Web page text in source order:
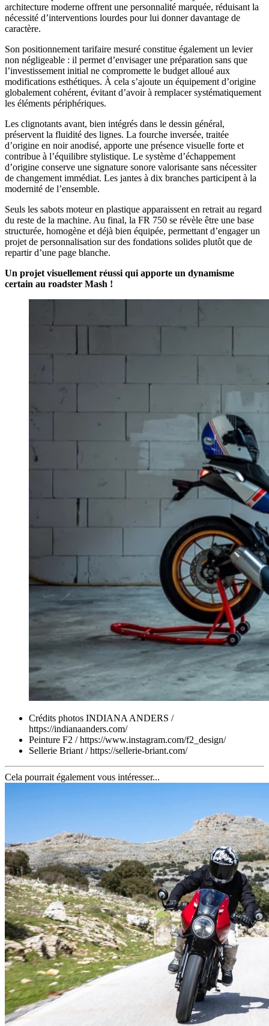
architecture moderne offrent une personnalité marquée, réduisant la
nécessité d’interventions lourdes pour lui donner davantage de
caractère.
Son positionnement tarifaire mesuré constitue également un levier
non négligeable : il permet d’envisager une préparation sans que
l’investissement initial ne compromette le budget alloué aux
modifications esthétiques. À cela s’ajoute un équipement d’origine
globalement cohérent, évitant d’avoir à remplacer systématiquement
les éléments périphériques.
Les clignotants avant, bien intégrés dans le dessin général,
préservent la fluidité des lignes. La fourche inversée, traitée
d’origine en noir anodisé, apporte une présence visuelle forte et
contribue à l’équilibre stylistique. Le système d’échappement
d’origine conserve une signature sonore valorisante sans nécessiter
de changement immédiat. Les jantes à dix branches participent à la
modernité de l’ensemble.
Seuls les sabots moteur en plastique apparaissent en retrait au regard
du reste de la machine. Au final, la FR 750 se révèle être une base
structurée, homogène et déjà bien équipée, permettant d’engager un
projet de personnalisation sur des fondations solides plutôt que de
repartir d’une page blanche.
Un projet visuellement réussi qui apporte un dynamisme
certain au roadster Mash !
Crédits photos INDIANA ANDERS /
https://indianaanders.com/
Peinture F2 / https://www.instagram.com/f2_design/
Sellerie Briant / https://sellerie-briant.com/
Cela pourrait également vous intéresser...